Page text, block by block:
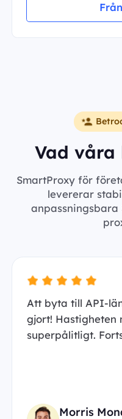
Vad våra
SmartProxy för
levererar
anpassningsbara
Att byta till API-
gjort! Hastigheten
superpålitligt.
Morris